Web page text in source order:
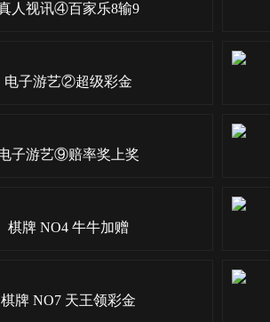
人视讯④百家乐8输9
电子游艺②超级彩金
子游艺⑨赔率奖上奖
棋牌 NO4 牛牛加赠
棋牌 NO7 天王领彩金